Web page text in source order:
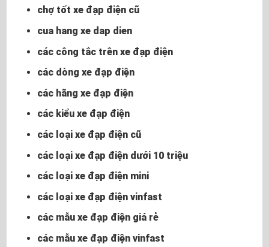
chợ tốt xe đạp điện cũ
cua hang xe dap dien
các công tắc trên xe đạp điện
các dòng xe đạp điện
các hãng xe đạp điện
các kiểu xe đạp điện
các loại xe đạp điện cũ
các loại xe đạp điện dưới 10 triệu
các loại xe đạp điện mini
các loại xe đạp điện vinfast
các mẫu xe đạp điện giá rẻ
các mẫu xe đạp điện vinfast